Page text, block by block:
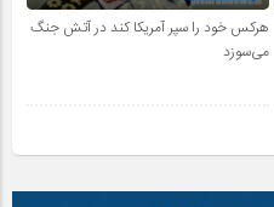
هرکس خود را سپر آمریکا کند در آتش جنگ
می‌سوزد